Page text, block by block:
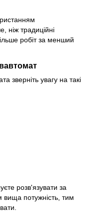
ніж традиційні
робіт за менший
зверніть увагу на такі
розв'язувати за
потужність, тим